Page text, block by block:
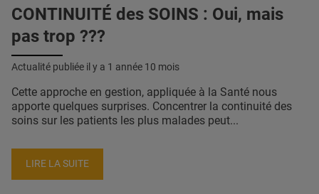
CONTINUITÉ des SOINS : Oui, mais
pas trop ???
Actualité publiée il y a 1 année 10 mois
Cette approche en gestion, appliquée à la Santé nous
apporte quelques surprises. Concentrer la continuité des
soins sur les patients les plus malades peut...
LIRE LA SUITE